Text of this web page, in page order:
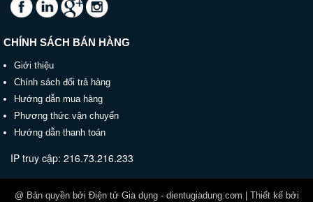
CHÍNH SÁCH BÁN HÀNG
Giới thiệu
Chính sách đổi trả hàng
Hướng dẫn mua hàng
Phương thức vận chuyển
Hướng dẫn thanh toán
IP truy cập: 216.73.216.233
@ Bản quyền bởi Điện tử Gia dụng - dientugiadung.com | Thiết kế bởi